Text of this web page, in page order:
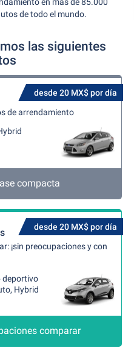
de todo el mundo.
las siguientes
desde 20 MX$ por día
de arrendamiento
compacta
desde 20 MX$ por día
¡sin preocupaciones y con
deportivo
Hybrid
comparar